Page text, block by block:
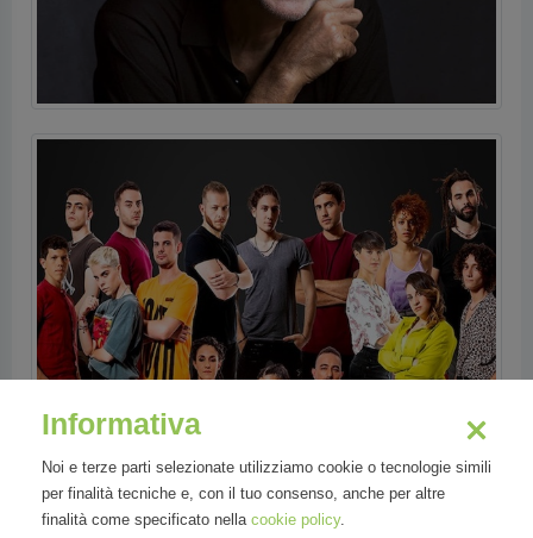
Informativa
Noi e terze parti selezionate utilizziamo cookie o tecnologie simili
per finalità tecniche e, con il tuo consenso, anche per altre
finalità come specificato nella cookie policy.